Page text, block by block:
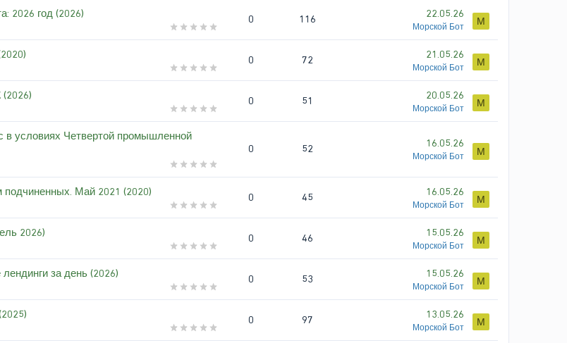
2026 год (2026) 0 116 22.05.26
Морской Бот М
0 72 21.05.26
Морской Бот М
0 51 20.05.26
Морской Бот М
в условиях Четвертой промышленной
0 52 16.05.26
Морской Бот М
Май 2021 (2020) 0 45 16.05.26
Морской Бот М
2026) 0 46 15.05.26
Морской Бот М
за день (2026) 0 53 15.05.26
Морской Бот М
0 97 13.05.26
Морской Бот М